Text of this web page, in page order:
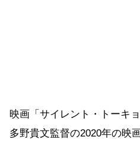
映画「サイレント・トーキ
多野貴文監督の2020年の映画